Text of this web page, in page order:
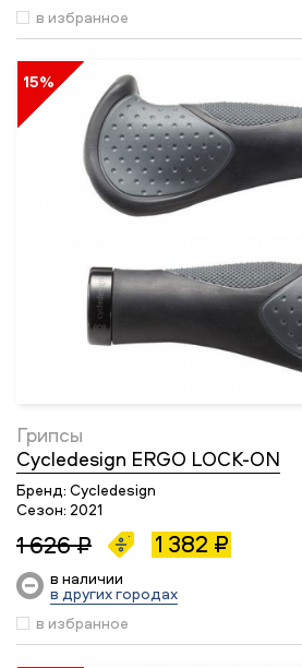
в избранное
15%
Грипсы
Cycledesign ERGO LOCK-ON
Бренд: Cycledesign
Сезон: 2021
1 626 ₽ 1 382 ₽
в наличии
в других городах
в избранное